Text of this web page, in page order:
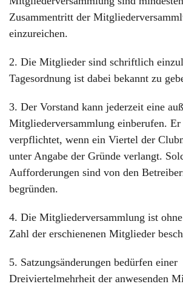
Zusammentritt der
einzureichen.
2. Die Mitglieder sind schriftlich
Tagesordnung ist dabei bekannt zu
3. Der Vorstand kann jederzeit eine
Mitgliederversammlung einberufen.
verpflichtet, wenn ein Viertel der
unter Angabe der Gründe verlangt.
Aufforderungen sind von den
begründen.
4. Die Mitgliederversammlung ist
Zahl der erschienenen Mitglieder
5. Satzungsänderungen bedürfen einer
Dreiviertelmehrheit der anwesenden